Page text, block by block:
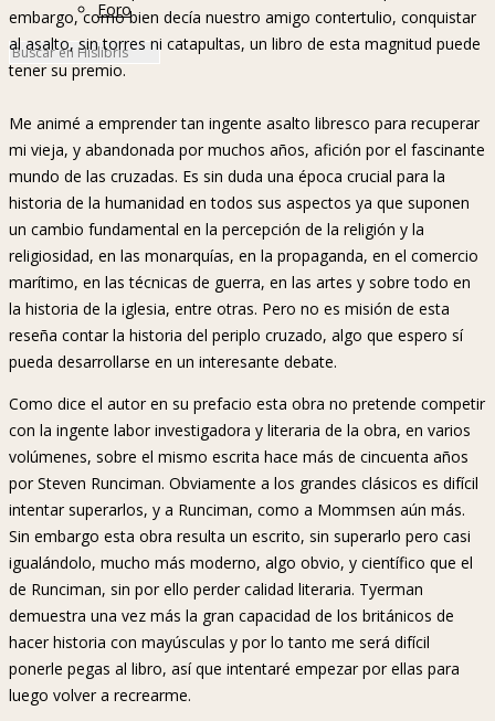
Foro
embargo, como bien decía nuestro amigo contertulio, conquistar
al asalto, sin torres ni catapultas, un libro de esta magnitud puede
tener su premio.
Me animé a emprender tan ingente asalto libresco para recuperar
mi vieja, y abandonada por muchos años, afición por el fascinante
mundo de las cruzadas. Es sin duda una época crucial para la
historia de la humanidad en todos sus aspectos ya que suponen
un cambio fundamental en la percepción de la religión y la
religiosidad, en las monarquías, en la propaganda, en el comercio
marítimo, en las técnicas de guerra, en las artes y sobre todo en
la historia de la iglesia, entre otras. Pero no es misión de esta
reseña contar la historia del periplo cruzado, algo que espero sí
pueda desarrollarse en un interesante debate.
Como dice el autor en su prefacio esta obra no pretende competir
con la ingente labor investigadora y literaria de la obra, en varios
volúmenes, sobre el mismo escrita hace más de cincuenta años
por Steven Runciman. Obviamente a los grandes clásicos es difícil
intentar superarlos, y a Runciman, como a Mommsen aún más.
Sin embargo esta obra resulta un escrito, sin superarlo pero casi
igualándolo, mucho más moderno, algo obvio, y científico que el
de Runciman, sin por ello perder calidad literaria. Tyerman
demuestra una vez más la gran capacidad de los británicos de
hacer historia con mayúsculas y por lo tanto me será difícil
ponerle pegas al libro, así que intentaré empezar por ellas para
luego volver a recrearme.